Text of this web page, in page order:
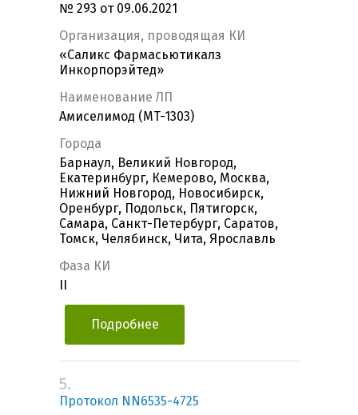
№ 293 от 09.06.2021
Организация, проводящая КИ
«Саликс Фармасьютикалз
Инкорпорэйтед»
Наименование ЛП
Амиселимод (MT-1303)
Города
Барнаул, Великий Новгород,
Екатеринбург, Кемерово, Москва,
Нижний Новгород, Новосибирск,
Оренбург, Подольск, Пятигорск,
Самара, Санкт-Петербург, Саратов,
Томск, Челябинск, Чита, Ярославль
Фаза КИ
Подробнее
5.
Протокол NN6535-4725